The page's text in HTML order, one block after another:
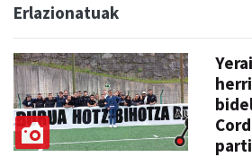
Erlazionatuak